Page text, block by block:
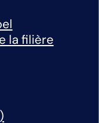
la filière